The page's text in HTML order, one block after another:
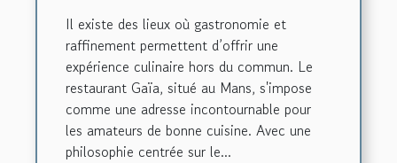
Il existe des lieux où gastronomie et
raffinement permettent d’offrir une
expérience culinaire hors du commun. Le
restaurant Gaïa, situé au Mans, s'impose
comme une adresse incontournable pour
les amateurs de bonne cuisine. Avec une
philosophie centrée sur le...